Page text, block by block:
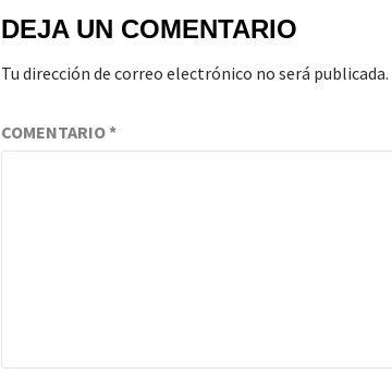
DEJA UN COMENTARIO
Tu dirección de correo electrónico no será publicada.
COMENTARIO*